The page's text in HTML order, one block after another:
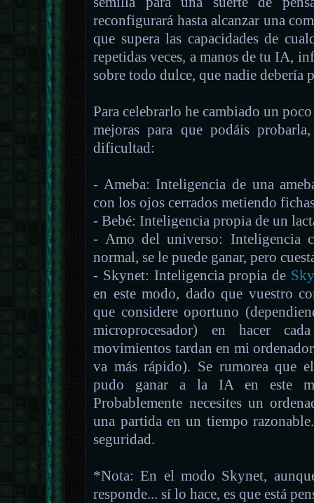
reconfigurará hasta alcanzar una
que supera las capacidades de
repetidas veces, a manos de tu IA,
sobre todo dulce, que nadie debería
Para celebrarlo he cambiado un
mejoras para que podáis
dificultad:
- Ameba: Inteligencia de una
con los ojos cerrados metiendo
- Bebé: Inteligencia propia de un
- Amo del universo: Inteligencia
normal, se le puede ganar, pero
- Skynet: Inteligencia propia de
en este modo, dado que vuestro
que considere oportuno
microprocesador) en hacer
movimientos tardan en mi
va más rápido). Se rumorea que
pudo ganar a la IA en este
Probablemente necesites un
una partida en un tiempo
seguridad.
*Nota: En el modo Skynet,
responde... sí lo hace, es que está